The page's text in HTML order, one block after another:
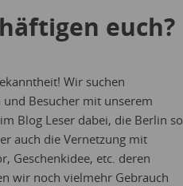
euch?
Wir suchen
Besucher mit unserem
Blog Leser dabei, die Berlin so
auch die Vernetzung mit
Geschenkidee, etc. deren
wir noch vielmehr Gebrauch